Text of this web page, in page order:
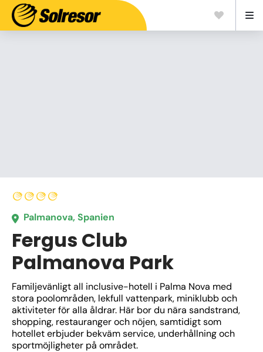
Palmanova, Spanien
Fergus Club
Palmanova Park
Familjevänligt all inclusive-hotell i Palma Nova med
stora poolområden, lekfull vattenpark, miniklubb och
aktiviteter för alla åldrar. Här bor du nära sandstrand,
shopping, restauranger och nöjen, samtidigt som
hotellet erbjuder bekväm service, underhållning och
sportmöjligheter på området.